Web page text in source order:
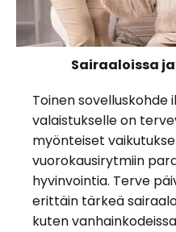
Sairaaloissa
Toinen sovelluskohde
valaistukselle on
myönteiset
vuorokausirytmiin
hyvinvointia. Terve
erittäin tärkeä
kuten